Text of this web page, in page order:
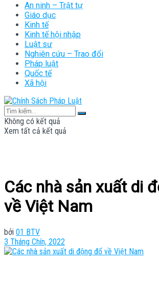
An ninh – Trật tự
Giáo dục
Kinh tế
Kinh tế hội nhập
Luật sư
Nghiên cứu – Trao đổi
Pháp luật
Quốc tế
Xã hội
Không có kết quả
Xem tất cả kết quả
Các nhà sản xuất di
về Việt Nam
bởi 01 BTV
3 Tháng Chín, 2022